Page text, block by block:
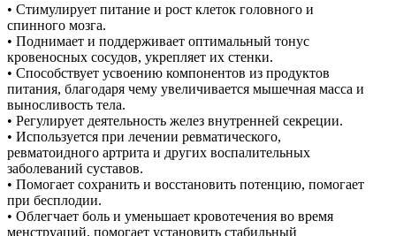
• Стимулирует питание и рост клеток головного и
спинного мозга.
• Поднимает и поддерживает оптимальный тонус
кровеносных сосудов, укрепляет их стенки.
• Способствует усвоению компонентов из продуктов
питания, благодаря чему увеличивается мышечная масса и
выносливость тела.
• Регулирует деятельность желез внутренней секреции.
• Используется при лечении ревматического,
ревматоидного артрита и других воспалительных
заболеваний суставов.
• Помогает сохранить и восстановить потенцию, помогает
при бесплодии.
• Облегчает боль и уменьшает кровотечения во время
менструаций, помогает установить стабильный